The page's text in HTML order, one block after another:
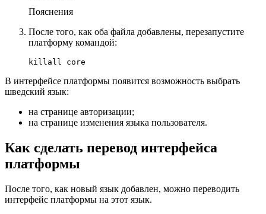
Пояснения
После того, как оба файла добавлены, перезапустите
платформу командой:
killall core
В интерфейсе платформы появится возможность выбрать
шведский язык:
на странице авторизации;
на странице изменения языка пользователя.
Как сделать перевод интерфейса
платформы
После того, как новый язык добавлен, можно переводить
интерфейс платформы на этот язык.